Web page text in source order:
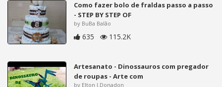
Como fazer bolo de fraldas passo a passo
- STEP BY STEP OF
by BuBa Balão
635 115.2K
Artesanato - Dinossauros com pregador
de roupas - Arte com
by Elton J.Donadon